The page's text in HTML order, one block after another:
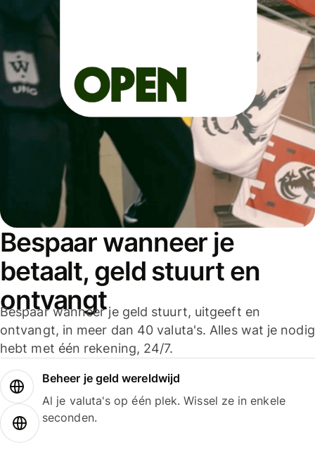
Bespaar wanneer je
betaalt, geld stuurt en
ontvangt
Bespaar wanneer je geld stuurt, uitgeeft en
ontvangt, in meer dan 40 valuta's. Alles wat je nodig
hebt met één rekening, 24/7.
Beheer je geld wereldwijd
Al je valuta's op één plek. Wissel ze in enkele
seconden.